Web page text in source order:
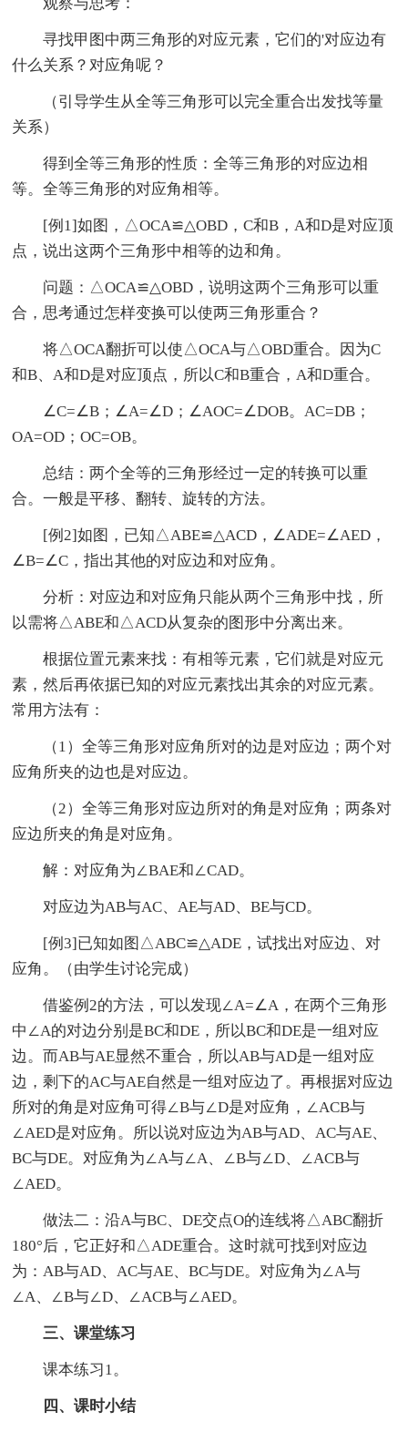
寻找甲图中两三角形的对应元素，它们的'对应边有
什么关系？对应角呢？
（引导学生从全等三角形可以完全重合出发找等量
关系）
得到全等三角形的性质：全等三角形的对应边相
等。全等三角形的对应角相等。
[例1]如图，△OCA≌△OBD，C和B，A和D是对应顶
点，说出这两个三角形中相等的边和角。
问题：△OCA≌△OBD，说明这两个三角形可以重
合，思考通过怎样变换可以使两三角形重合？
将△OCA翻折可以使△OCA与△OBD重合。因为C
和B、A和D是对应顶点，所以C和B重合，A和D重合。
∠C=∠B；∠A=∠D；∠AOC=∠DOB。AC=DB；
OA=OD；OC=OB。
总结：两个全等的三角形经过一定的转换可以重
合。一般是平移、翻转、旋转的方法。
[例2]如图，已知△ABE≌△ACD，∠ADE=∠AED，
∠B=∠C，指出其他的对应边和对应角。
分析：对应边和对应角只能从两个三角形中找，所
以需将△ABE和△ACD从复杂的图形中分离出来。
根据位置元素来找：有相等元素，它们就是对应元
素，然后再依据已知的对应元素找出其余的对应元素。
常用方法有：
（1）全等三角形对应角所对的边是对应边；两个对
应角所夹的边也是对应边。
（2）全等三角形对应边所对的角是对应角；两条对
应边所夹的角是对应角。
解：对应角为∠BAE和∠CAD。
对应边为AB与AC、AE与AD、BE与CD。
[例3]已知如图△ABC≌△ADE，试找出对应边、对
应角。（由学生讨论完成）
借鉴例2的方法，可以发现∠A=∠A，在两个三角形
中∠A的对边分别是BC和DE，所以BC和DE是一组对应
边。而AB与AE显然不重合，所以AB与AD是一组对应
边，剩下的AC与AE自然是一组对应边了。再根据对应边
所对的角是对应角可得∠B与∠D是对应角，∠ACB与
∠AED是对应角。所以说对应边为AB与AD、AC与AE、
BC与DE。对应角为∠A与∠A、∠B与∠D、∠ACB与
∠AED。
做法二：沿A与BC、DE交点O的连线将△ABC翻折
180°后，它正好和△ADE重合。这时就可找到对应边
为：AB与AD、AC与AE、BC与DE。对应角为∠A与
∠A、∠B与∠D、∠ACB与∠AED。
三、课堂练习
课本练习1。
四、课时小结